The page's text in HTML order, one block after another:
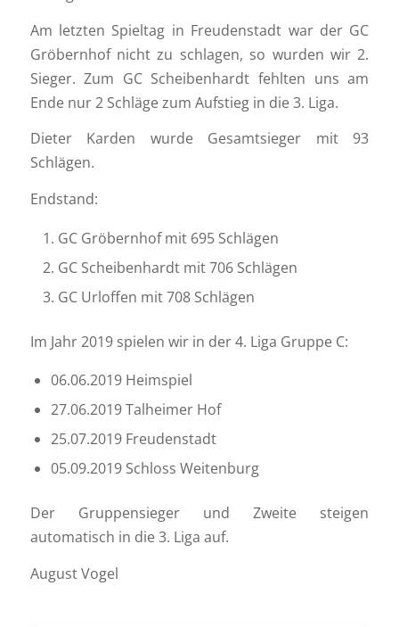
Am letzten Spieltag in Freudenstadt war der GC
Gröbernhof nicht zu schlagen, so wurden wir 2.
Sieger. Zum GC Scheibenhardt fehlten uns am
Ende nur 2 Schläge zum Aufstieg in die 3. Liga.
Dieter Karden wurde Gesamtsieger mit 93
Schlägen.
Endstand:
GC Gröbernhof mit 695 Schlägen
GC Scheibenhardt mit 706 Schlägen
GC Urloffen mit 708 Schlägen
Im Jahr 2019 spielen wir in der 4. Liga Gruppe C:
06.06.2019 Heimspiel
27.06.2019 Talheimer Hof
25.07.2019 Freudenstadt
05.09.2019 Schloss Weitenburg
Der Gruppensieger und Zweite steigen
automatisch in die 3. Liga auf.
August Vogel